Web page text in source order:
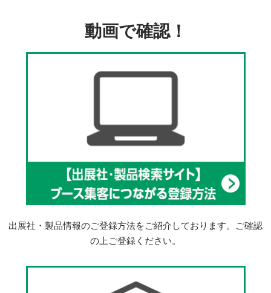
動画で確認！
出展社・製品情報のご登録方法をご紹介しております。ご確認
の上ご登録ください。